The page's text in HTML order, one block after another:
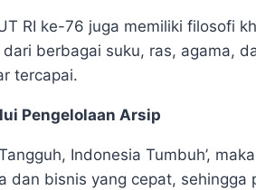
RI ke-76 juga memiliki filosofi
berbagai suku, ras, agama,
tercapai.
Pengelolaan Arsip
Indonesia Tumbuh’,
dan bisnis yang cepat,